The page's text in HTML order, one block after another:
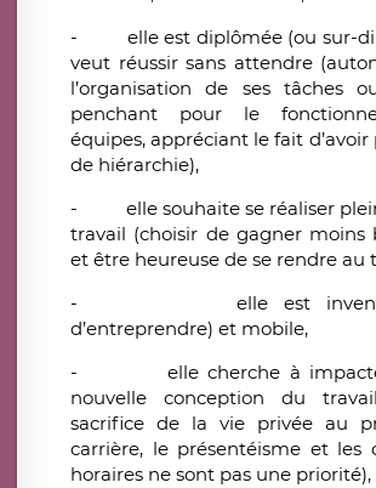
- elle est diplômée (ou sur-
veut réussir sans attendre
l’organisation de ses tâches
penchant pour le
équipes, appréciant le fait d’avoir
de hiérarchie),
- elle souhaite se réaliser
travail (choisir de gagner moins
et être heureuse de se rendre au
- elle est
d’entreprendre) et mobile,
- elle cherche à
nouvelle conception du
sacrifice de la vie privée au
carrière, le présentéisme et les
horaires ne sont pas une priorité),